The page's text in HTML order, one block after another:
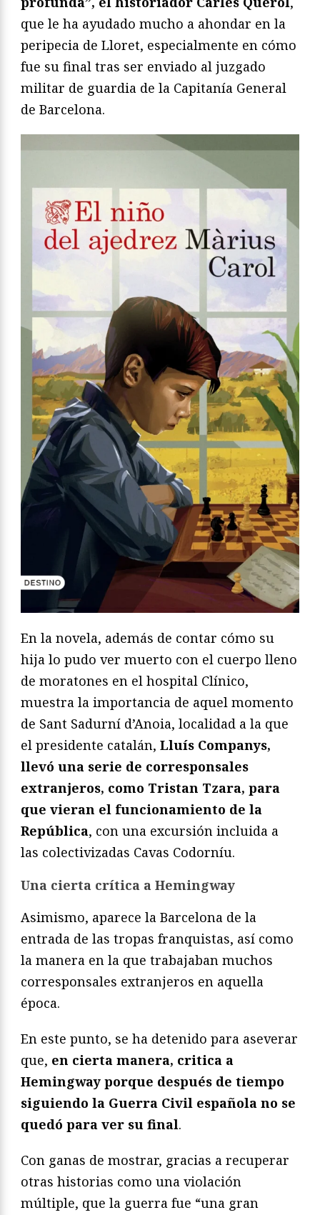
que le ha ayudado mucho a ahondar en la
peripecia de Lloret, especialmente en cómo
fue su final tras ser enviado al juzgado
militar de guardia de la Capitanía General
de Barcelona.
En la novela, además de contar cómo su
hija lo pudo ver muerto con el cuerpo lleno
de moratones en el hospital Clínico,
muestra la importancia de aquel momento
de Sant Sadurní d’Anoia, localidad a la que
el presidente catalán, Lluís Companys,
llevó una serie de corresponsales
extranjeros, como Tristan Tzara, para
que vieran el funcionamiento de la
República, con una excursión incluida a
las colectivizadas Cavas Codorníu.
Una cierta crítica a Hemingway
Asimismo, aparece la Barcelona de la
entrada de las tropas franquistas, así como
la manera en la que trabajaban muchos
corresponsales extranjeros en aquella
época.
En este punto, se ha detenido para aseverar
que, en cierta manera, critica a
Hemingway porque después de tiempo
siguiendo la Guerra Civil española no se
quedó para ver su final.
Con ganas de mostrar, gracias a recuperar
otras historias como una violación
múltiple, que la guerra fue “una gran